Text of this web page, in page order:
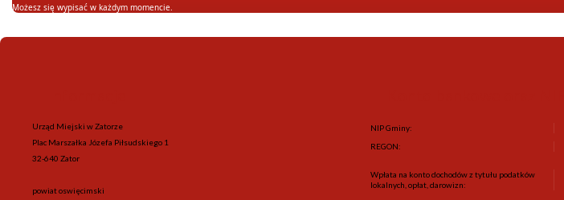
Możesz się wypisać w każdym momencie.
Urząd Miejski w Zatorze
Plac Marszałka Józefa Piłsudskiego 1
32-640 Zator
powiat oswięcimski
NIP Gminy:
REGON:
Wpłata na konto dochodów z tytułu podatków
lokalnych, opłat, darowizn: